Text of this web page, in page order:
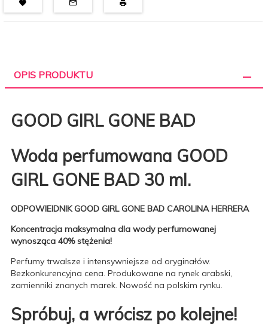
OPIS PRODUKTU
GOOD GIRL GONE BAD
Woda perfumowana GOOD
GIRL GONE BAD 30 ml.
ODPOWIEIDNIK GOOD GIRL GONE BAD CAROLINA HERRERA
Koncentracja maksymalna dla wody perfumowanej
wynosząca 40% stężenia!
Perfumy trwalsze i intensywniejsze od oryginałów.
Bezkonkurencyjna cena. Produkowane na rynek arabski,
zamienniki znanych marek. Nowość na polskim rynku.
Spróbuj, a wrócisz po kolejne!